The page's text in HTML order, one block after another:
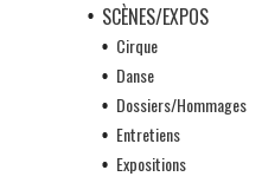
SCÈNES/EXPOS
Cirque
Danse
Dossiers/Hommages
Entretiens
Expositions